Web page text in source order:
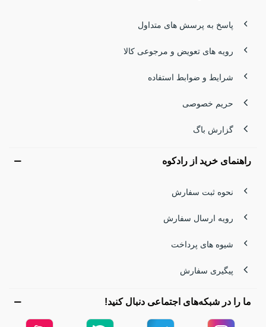
پاسخ به پرسش های متداول
رویه های تعویض و مرجوعی کالا
شرایط و ضوابط استفاده
حریم خصوصی
گزارش باگ
راهنمای خرید از رادکوه
نحوه ثبت سفارش
رویه ارسال سفارش
شیوه های پرداخت
پیگیری سفارش
ما را در شبکه‌های اجتماعی دنبال کنید!